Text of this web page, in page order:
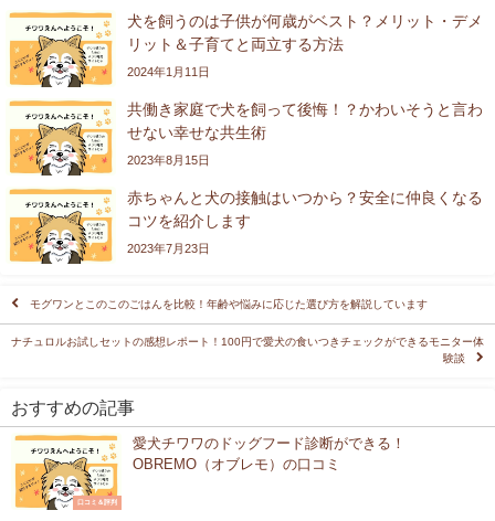
犬を飼うのは子供が何歳がベスト？メリット・デメ
リット＆子育てと両立する方法
2024年1月11日
共働き家庭で犬を飼って後悔！？かわいそうと言わ
せない幸せな共生術
2023年8月15日
赤ちゃんと犬の接触はいつから？安全に仲良くなる
コツを紹介します
2023年7月23日
モグワンとこのこのごはんを比較！年齢や悩みに応じた選び方を解説しています
ナチュロルお試しセットの感想レポート！100円で愛犬の食いつきチェックができるモニター体
験談
おすすめの記事
口コミ＆評判
愛犬チワワのドッグフード診断ができる！
OBREMO（オブレモ）の口コミ